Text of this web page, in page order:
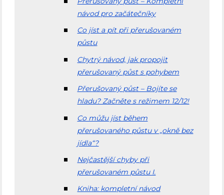
návod pro začátečníky
Co jíst a pít při přerušovaném
půstu
Chytrý návod, jak propojit
přerušovaný půst s pohybem
Přerušovaný půst – Bojíte se
hladu? Začněte s režimem 12/12!
Co můžu jíst během
přerušovaného půstu v „okně bez
jídla“?
Nejčastější chyby při
přerušovaném půstu I.
Kniha: kompletní návod